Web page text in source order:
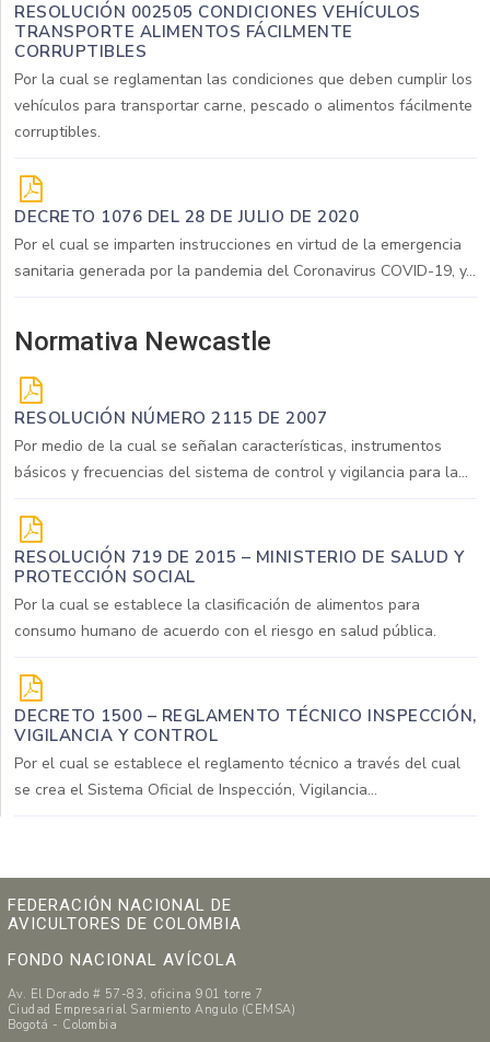
RESOLUCIÓN 002505 CONDICIONES VEHÍCULOS
TRANSPORTE ALIMENTOS FÁCILMENTE
CORRUPTIBLES
Por la cual se reglamentan las condiciones que deben cumplir los
vehículos para transportar carne, pescado o alimentos fácilmente
corruptibles.
DECRETO 1076 DEL 28 DE JULIO DE 2020
Por el cual se imparten instrucciones en virtud de la emergencia
sanitaria generada por la pandemia del Coronavirus COVID-19, y...
Normativa Newcastle
RESOLUCIÓN NÚMERO 2115 DE 2007
Por medio de la cual se señalan características, instrumentos
básicos y frecuencias del sistema de control y vigilancia para la...
RESOLUCIÓN 719 DE 2015 – MINISTERIO DE SALUD Y
PROTECCIÓN SOCIAL
Por la cual se establece la clasificación de alimentos para
consumo humano de acuerdo con el riesgo en salud pública.
DECRETO 1500 – REGLAMENTO TÉCNICO INSPECCIÓN,
VIGILANCIA Y CONTROL
Por el cual se establece el reglamento técnico a través del cual
se crea el Sistema Oficial de Inspección, Vigilancia...
FEDERACIÓN NACIONAL DE
AVICULTORES DE COLOMBIA
FONDO NACIONAL AVÍCOLA
Av. El Dorado # 57-83, oficina 901 torre 7
Ciudad Empresarial Sarmiento Angulo (CEMSA)
Bogotá - Colombia